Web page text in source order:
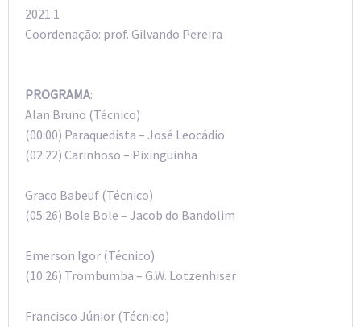
2021.1
Coordenação: prof. Gilvando Pereira
PROGRAMA:
Alan Bruno (Técnico)
(00:00) Paraquedista – José Leocádio
(02:22) Carinhoso – Pixinguinha
Graco Babeuf (Técnico)
(05:26) Bole Bole – Jacob do Bandolim
Emerson Igor (Técnico)
(10:26) Trombumba – G.W. Lotzenhiser
Francisco Júnior (Técnico)